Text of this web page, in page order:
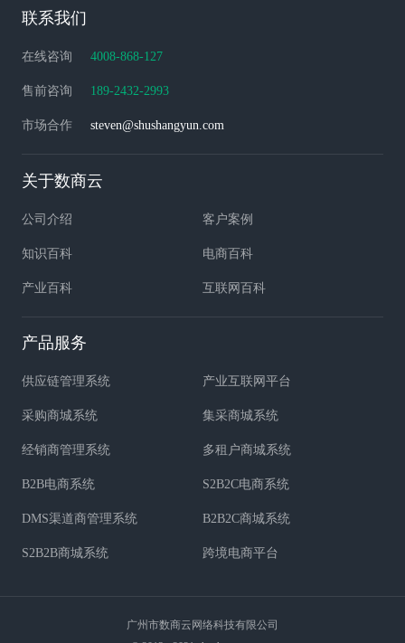
联系我们
在线咨询 4008-868-127
售前咨询 189-2432-2993
市场合作 steven@shushangyun.com
关于数商云
公司介绍 客户案例
知识百科 电商百科
产业百科 互联网百科
产品服务
供应链管理系统 产业互联网平台
采购商城系统 集采商城系统
经销商管理系统 多租户商城系统
B2B电商系统 S2B2C电商系统
DMS渠道商管理系统 B2B2C商城系统
S2B2B商城系统 跨境电商平台
广州市数商云网络科技有限公司